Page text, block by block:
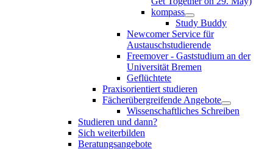
kompass
Study Buddy
Newcomer Service für
Austauschstudierende
Freemover - Gaststudium an der
Universität Bremen
Geflüchtete
Praxisorientiert studieren
Fächerübergreifende Angebote
Wissenschaftliches Schreiben
Studieren und dann?
Sich weiterbilden
Beratungsangebote